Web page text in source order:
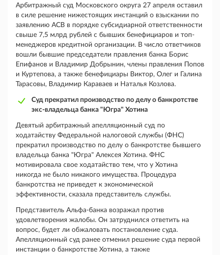
Арбитражный суд Московского округа 27 апреля оставил
в силе решение нижестоящих инстанций о взыскании по
заявлению АСВ в порядке субсидиарной ответственности
свыше 7,5 млрд рублей с бывших бенефициаров и топ-
менеджеров кредитной организации. В число ответчиков
вошли бывшие председатели правления банка Борис
Епифанов и Владимир Добрынин, члены правления Попов
и Куртепова, а также бенефициары Виктор, Олег и Галина
Тарасовы, Владимир Караваев и Наталья Козлова.
Суд прекратил производство по делу о банкротстве
экс-владельца банка "Югра" Хотина
Девятый арбитражный апелляционный суд по
ходатайству Федеральной налоговой службы (ФНС)
прекратил производство по делу о банкротстве бывшего
владельца банка "Югра" Алексея Хотина. ФНС
мотивировала свое ходатайство тем, что у Хотина
никогда не было никакого имущества. Процедура
банкротства не приведет к экономической
эффективности, сказала представитель службы.
Представитель Альфа-банка возражал против
удовлетворения жалобы. Он затруднился ответить на
вопрос, будет ли обжаловать постановление суда.
Апелляционный суд ранее отменил решение суда первой
инстанции о банкротстве Хотина, а также